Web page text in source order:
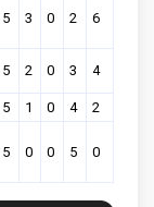
5 3 0 2 6
5 2 0 3 4
5 1 0 4 2
5 0 0 5 0